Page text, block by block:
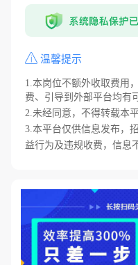
温馨提示
1.本岗位不额外收取费用
费、引导到外部平台均有
2.未经同意，不得转载本
3.本平台仅供信息发布，
益行为及违规收费，信息